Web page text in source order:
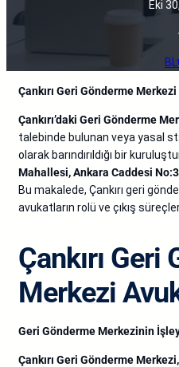
Eki
·
Çankırı Geri Gönderme
Çankırı’daki Geri Gönderme
talebinde bulunan veya yasal
olarak barındırıldığı bir
Mahallesi, Ankara Caddesi
Bu makalede, Çankırı geri
avukatların rolü ve çıkış
Çankırı Geri
Merkezi
Geri Gönderme Merkezinin
Çankırı Geri Gönderme Merkezi,